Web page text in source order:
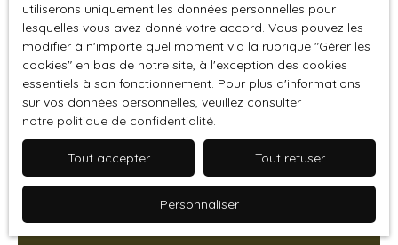
375 000€
Coup de cœur
utiliserons uniquement les données personnelles pour
lesquelles vous avez donné votre accord. Vous pouvez les
modifier à n'importe quel moment via la rubrique ″Gérer les
cookies″ en bas de notre site, à l'exception des cookies
essentiels à son fonctionnement. Pour plus d'informations
sur vos données personnelles, veuillez consulter
notre politique de confidentialité.
Tout accepter Tout refuser
Personnaliser